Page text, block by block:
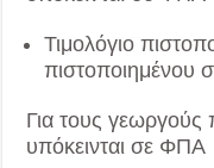
Τιμολόγιο
πιστοποιημένου
Για τους γεωργούς
υπόκεινται σε ΦΠΑ